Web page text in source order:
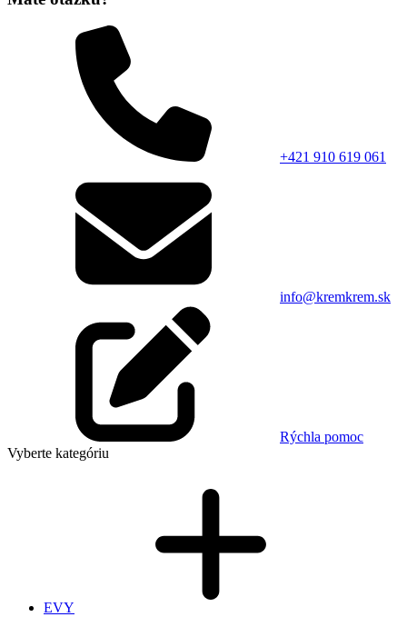
+421 910 619 061
info@kremkrem.sk
Rýchla pomoc
Vyberte kategóriu
EVY